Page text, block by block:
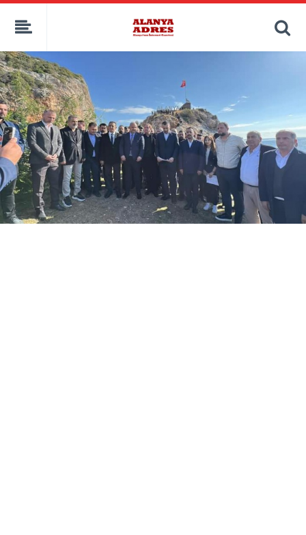
kaçak bahis
deneme bonusu
canlı bahis siteleri
deneme bonusu veren siteler
bahis siteleri
porno izle